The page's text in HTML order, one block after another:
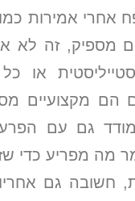
אחרי אמירות
מספיק, זה לא
או
הם מקצועיים
גם עם
מה מפריע כדי
חשובה גם